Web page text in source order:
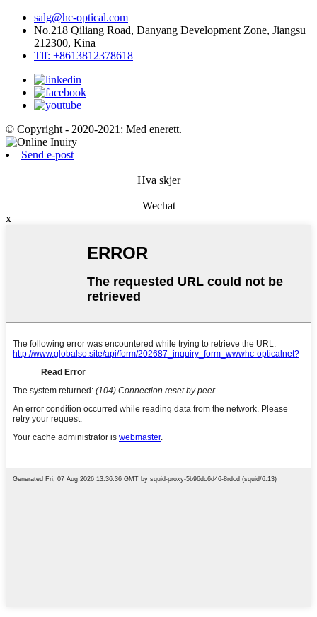
salg@hc-optical.com
No.218 Qiliang Road, Danyang Development Zone, Jiangsu
212300, Kina
Tlf: +8613812378618
© Copyright - 2020-2021: Med enerett.
Send e-post
Hva skjer
Wechat
x